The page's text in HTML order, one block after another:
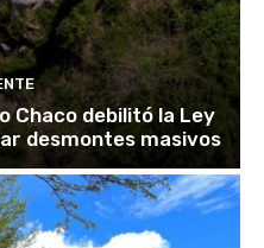
Chaco debilitó la Ley
desmontes masivos